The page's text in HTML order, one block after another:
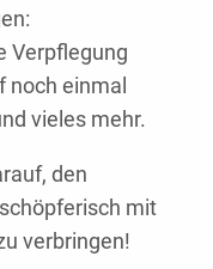
Verpflegung
noch einmal
vieles mehr.
den
mit
verbringen!